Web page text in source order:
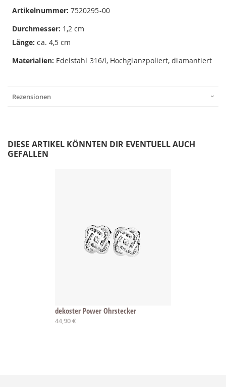
Artikelnummer:7520295-00
Durchmesser: 1,2 cm
Länge: ca. 4,5 cm
Materialien: Edelstahl 316/l, Hochglanzpoliert, diamantiert
Rezensionen
DIESE ARTIKEL KÖNNTEN DIR EVENTUELL AUCH
GEFALLEN
dekoster Power Ohrstecker
44,90 €